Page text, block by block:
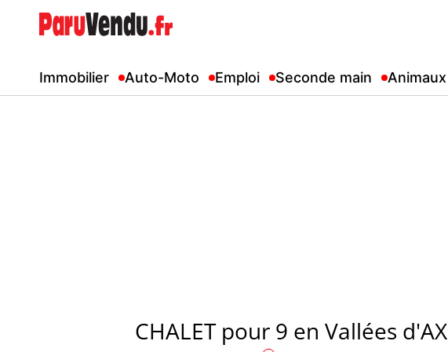
Immobilier Auto-Moto Emploi Seconde main Animaux
CHALET pour 9 en Vallées d'AX